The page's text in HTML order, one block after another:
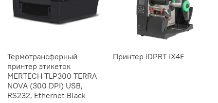
Термотрансферный
принтер этикеток
MERTECH TLP300 TERRA
NOVA (300 DPI) USB,
RS232, Ethernet Black
Принтер iDPRT iX4E